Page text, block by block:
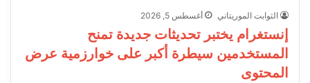
الثوابت الموريتاني أغسطس 5, 2026
إنستغرام يختبر تحديثات جديدة تمنح
المستخدمين سيطرة أكبر على خوارزمية عرض
المحتوى